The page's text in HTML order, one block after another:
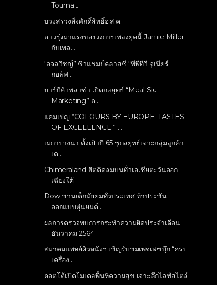
Tourna...
บวงสรวงสิ่งศักดิ์สิทธิ์อ.ส.ค.
ดาวรุ่งมาแรงของวงการเพลงยุคนี้ Jamie Miller
กับเพล...
“อจลวิชญ์” ซิวแชมป์คลาสซี “พีพีทีวี จูเนียร์
กอล์ฟ...
บาร์บีคิวพลาซ่า เปิดกลยุทธ์ “Meal Sic
Marketing” ด...
แคมเปญ “COLOURS BY EUROPE. TASTES
OF EXCELLENCE.” ...
เมกาบางนา ตั้งเป้าปี 65 ชูกลยุทธ์เจาะกลุ่มลูกค้า
เด...
Chimeraland ฮิตติดลมบนทั่วเอเชียตะวันออก
เฉียงใต้
Dow ชวนเด็กมัธยมทั่วประเทศ ท้าประชัน
ออกแบบหุ่นยนต์...
ผลการตรวจพบการกระทำความผิดประจำเดือน
ธันวาคม 2564
สมาคมแพทย์ผิวหนังฯ เชิญรับชมเพจเฟซบุ๊ก “ครบ
เครื่อง...
คอตโต้เปิดโมเดลพื้นที่ความสุข เจาะลึกไลฟ์สไตล์